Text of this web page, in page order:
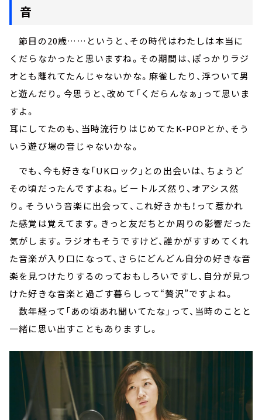
音
節目の20歳……というと、その時代はわたしは本当に
くだらなかったと思いますね。その期間は、ぽっかりラジ
オとも離れてたんじゃないかな。麻雀したり、浮ついて男
と遊んだり。今思うと、改めて「くだらんなぁ」って思いま
すよ。
耳にしてたのも、当時流行りはじめてたK-POPとか、そう
いう遊び場の音じゃないかな。
でも、今も好きな「UKロック」との出会いは、ちょうど
その頃だったんですよね。ビートルズ然り、オアシス然
り。そういう音楽に出会って、これ好きかも！って惹かれ
た感覚は覚えてます。きっと友だちとか周りの影響だった
気がします。ラジオもそうですけど、誰かがすすめてくれ
た音楽が入り口になって、さらにどんどん自分の好きな音
楽を見つけたりするのっておもしろいですし、自分が見つ
けた好きな音楽と過ごす暮らしって“贅沢”ですよね。
数年経って「あの頃あれ聞いてたな」って、当時のことと
一緒に思い出すこともありますし。